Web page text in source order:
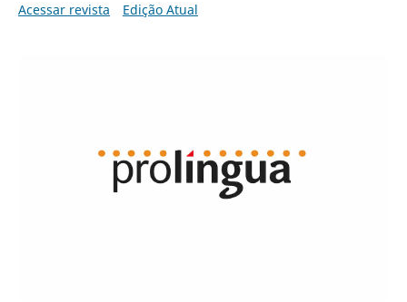
Acessar revista
Edição Atual